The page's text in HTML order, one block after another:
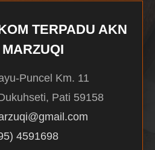
TERPADU AKN
MARZUQI
Puncel Km. 11
Pati 59158
4591698